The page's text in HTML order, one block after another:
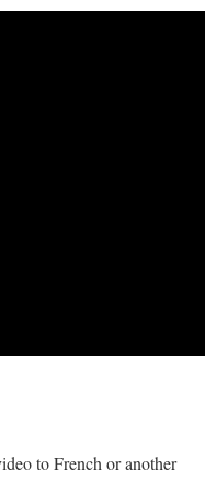
to French or another